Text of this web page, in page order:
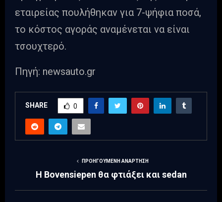
εταιρείας πουλήθηκαν για 7-ψήφια ποσά,
το κόστος αγοράς αναμένεται να είναι
τσουχτερό.
Πηγή: newsauto.gr
SHARE 0
ΠΡΟΗΓΟΎΜΕΝΗ ΑΝΆΡΤΗΣΗ
Η Bovensiepen θα φτιάξει και sedan